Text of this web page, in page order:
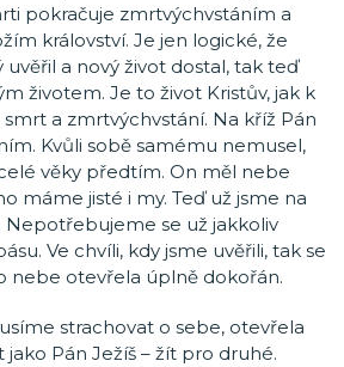
pokračuje zmrtvýchvstáním a
království. Je jen logické, že
a nový život dostal, tak teď
životem. Je to život Kristův, jak k
a zmrtvýchvstání. Na kříž Pán
Kvůli sobě samému nemusel,
věky předtím. On měl nebe
máme jisté i my. Teď už jsme na
Nepotřebujeme se už jakkoliv
Ve chvíli, kdy jsme uvěřili, tak se
nebe otevřela úplně dokořán.
strachovat o sebe, otevřela
Pán Ježíš – žít pro druhé.